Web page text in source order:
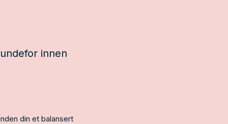
innen
din et balansert